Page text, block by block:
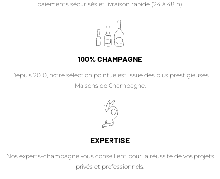
paiements sécurisés et livraison rapide (24 à 48 h).
100% CHAMPAGNE
Depuis 2010, notre sélection pointue est issue des plus prestigieuses
Maisons de Champagne.
EXPERTISE
Nos experts-champagne vous conseillent pour la réussite de vos projets
privés et professionnels.